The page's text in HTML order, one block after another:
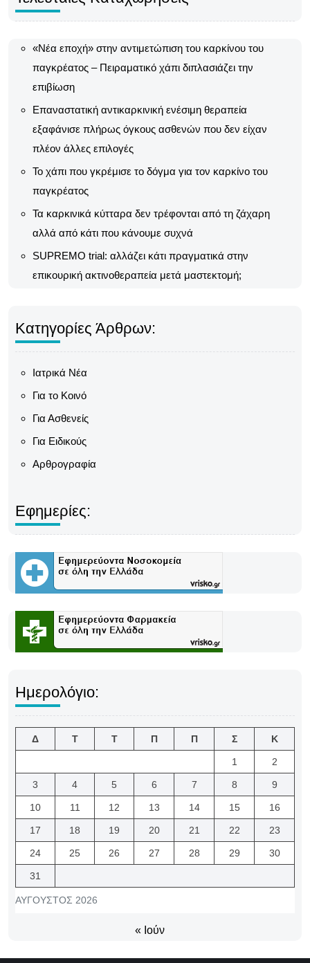
«Νέα εποχή» στην αντιμετώπιση του καρκίνου του
παγκρέατος – Πειραματικό χάπι διπλασιάζει την
επιβίωση
Επαναστατική αντικαρκινική ενέσιμη θεραπεία
εξαφάνισε πλήρως όγκους ασθενών που δεν είχαν
πλέον άλλες επιλογές
Το χάπι που γκρέμισε το δόγμα για τον καρκίνο του
παγκρέατος
Τα καρκινικά κύτταρα δεν τρέφονται από τη ζάχαρη
αλλά από κάτι που κάνουμε συχνά
SUPREMO trial: αλλάζει κάτι πραγματικά στην
επικουρική ακτινοθεραπεία μετά μαστεκτομή;
Κατηγορίες Άρθρων:
Ιατρικά Νέα
Για το Κοινό
Για Ασθενείς
Για Ειδικούς
Αρθρογραφία
Εφημερίες:
Ημερολόγιο:
ΑΎΓΟΥΣΤΟΣ 2026
Δ Τ Τ Π Π Σ Κ
1 2
3 4 5 6 7 8 9
10 11 12 13 14 15 16
17 18 19 20 21 22 23
24 25 26 27 28 29 30
31
« Ιούν